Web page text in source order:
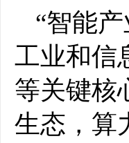
“智能
工业和信
等关键核
生态，算